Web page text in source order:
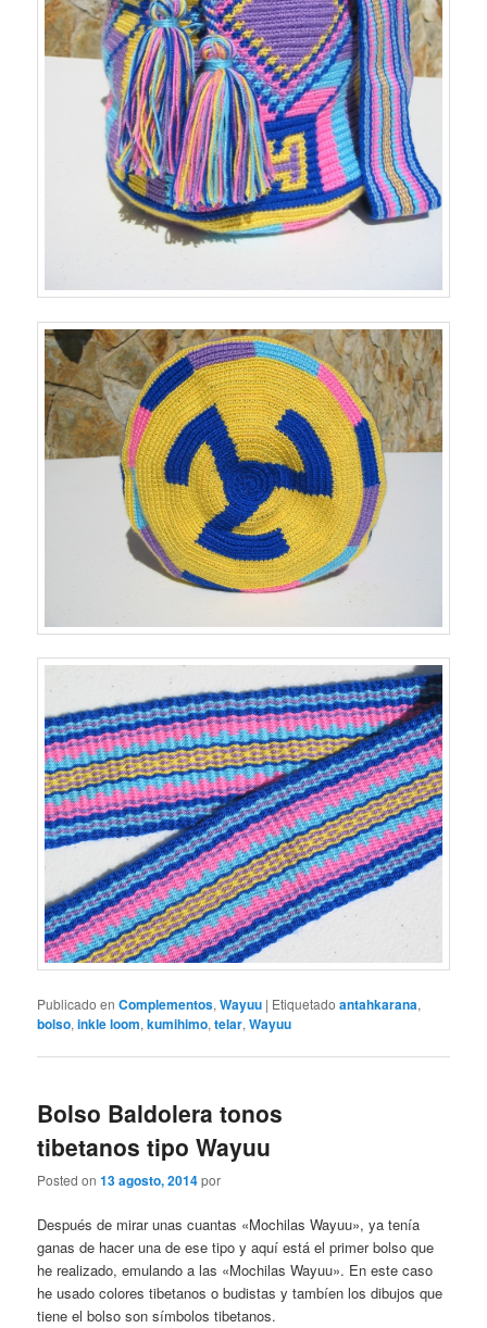
Publicado en Complementos,Wayuu | Etiquetado antahkarana,
bolso,inkle loom,kumihimo,telar,Wayuu
Bolso Baldolera tonos
tibetanos tipo Wayuu
Posted on13 agosto, 2014por
Después de mirar unas cuantas «Mochilas Wayuu», ya tenía
ganas de hacer una de ese tipo y aquí está el primer bolso que
he realizado, emulando a las «Mochilas Wayuu». En este caso
he usado colores tibetanos o budistas y tambíen los dibujos que
tiene el bolso son símbolos tibetanos.